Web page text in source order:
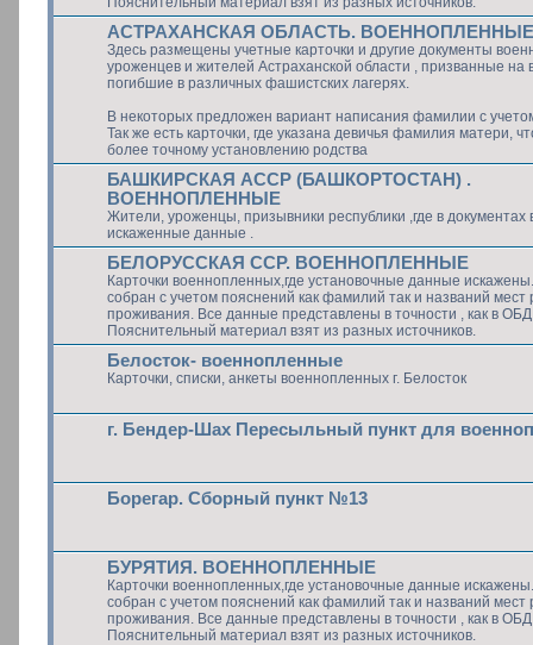
АСТРАХАНСКАЯ ОБЛАСТЬ. ВОЕННОПЛЕННЫЕ
Здесь размещены учетные карточки и другие документы
уроженцев и жителей Астраханской области , призванные на
погибшие в различных фашистских лагерях.
В некоторых предложен вариант написания фамилии с
Так же есть карточки, где указана девичья фамилия матери,
более точному установлению родства
БАШКИРСКАЯ АССР (БАШКОРТОСТАН) .
ВОЕННОПЛЕННЫЕ
Жители, уроженцы, призывники республики ,где в документах
искаженные данные .
БЕЛОРУССКАЯ ССР. ВОЕННОПЛЕННЫЕ
Карточки военнопленных,где установочные данные
собран с учетом пояснений как фамилий так и названий мест
проживания. Все данные представлены в точности , как в
Пояснительный материал взят из разных источников.
Белосток- военнопленные
Карточки, списки, анкеты военнопленных г. Белосток
г. Бендер-Шах Пересыльный пункт для
Борегар. Сборный пункт №13
БУРЯТИЯ. ВОЕННОПЛЕННЫЕ
Карточки военнопленных,где установочные данные
собран с учетом пояснений как фамилий так и названий мест
проживания. Все данные представлены в точности , как в
Пояснительный материал взят из разных источников.